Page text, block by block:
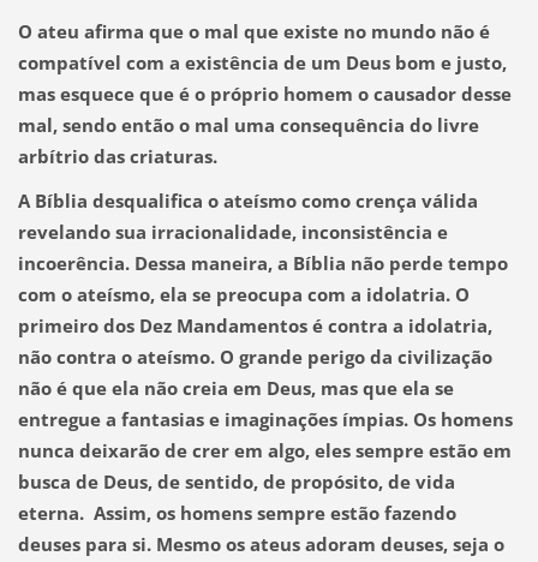
O ateu afirma que o mal que existe no mundo não é
compatível com a existência de um Deus bom e justo,
mas esquece que é o próprio homem o causador desse
mal, sendo então o mal uma consequência do livre
arbítrio das criaturas.
A Bíblia desqualifica o ateísmo como crença válida
revelando sua irracionalidade, inconsistência e
incoerência. Dessa maneira, a Bíblia não perde tempo
com o ateísmo, ela se preocupa com a idolatria. O
primeiro dos Dez Mandamentos é contra a idolatria,
não contra o ateísmo. O grande perigo da civilização
não é que ela não creia em Deus, mas que ela se
entregue a fantasias e imaginações ímpias. Os homens
nunca deixarão de crer em algo, eles sempre estão em
busca de Deus, de sentido, de propósito, de vida
eterna. Assim, os homens sempre estão fazendo
deuses para si.Mesmo os ateus adoram deuses, seja o